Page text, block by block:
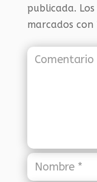
publicada.
marcados con